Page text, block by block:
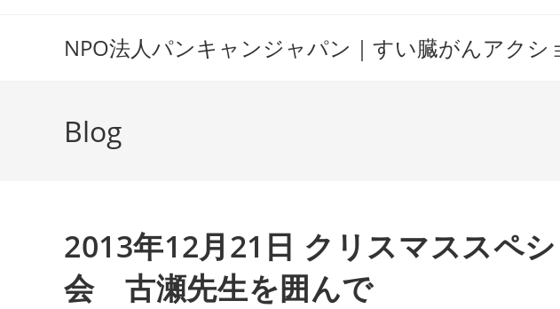
NPO法人パンキャンジャパン｜すい臓がんアクシ
Blog
2013年12月21日 クリスマススペ
会 古瀬先生を囲んで